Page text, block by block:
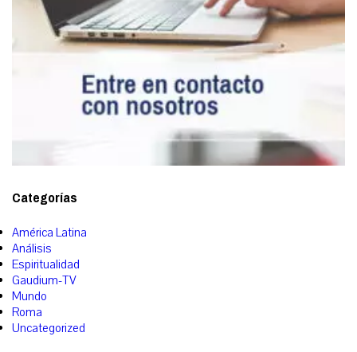
Categorías
América Latina
Análisis
Espiritualidad
Gaudium-TV
Mundo
Roma
Uncategorized